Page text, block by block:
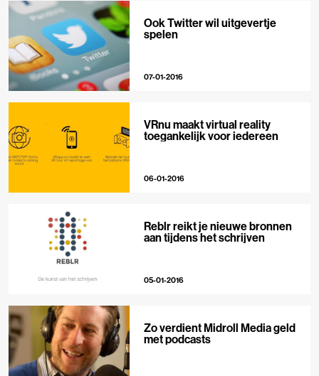
Ook Twitter wil uitgevertje
spelen
07-01-2016
VRnu maakt virtual reality
toegankelijk voor iedereen
06-01-2016
Reblr reikt je nieuwe bronnen
aan tijdens het schrijven
05-01-2016
Zo verdient Midroll Media geld
met podcasts